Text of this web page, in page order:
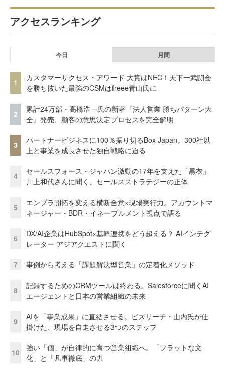
アクセスランキング
今日 月間
1
カスタマーサクセス・アワード 大賞はNEC！天下一武闘会
を勝ち抜いた最強のCSMはfreee青山氏に
2
累計24万部・高橋浩一氏の新著『法人営業 勝ちパターン大
全』発売、顧客の意思決定プロセスを完全解明
3
パートナービジネスに100％振り切るBox Japan。300社以
上と事業を成長させた独自戦略に迫る
4
セールスフォース・ジャパン激動の17年を支えた「黒衣」
川上和代さんに聞く、セールスストラテジーの正体
5
エンプラ開拓を変える横断合意×現場実行力。アカウントマ
ネージャー・BDR・イネーブルメント視点で語る
6
DX/AI企業はHubSpot×基幹連携をどう超える？ AIインテグ
レーター アジアクエストに聞く
7 事例から考える「課題解決型営業」の定着化メソッド
8
記録するためのCRMツールは終わる。Salesforceに聞くAI
エージェントと日本の営業組織の未来
9
AIを「事業成果」に直結させる。ビズリーチ・山内氏が仕
掛けた、現場を自走させる3つのステップ
10
強い「個」が自律的に育つ営業組織へ。「フラットな文
化」と「凡事徹底」の力